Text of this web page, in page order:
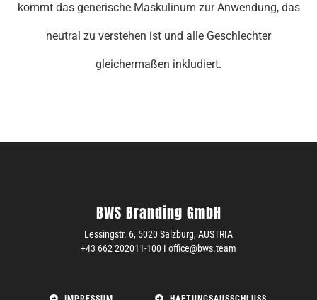
kommt das generische Maskulinum zur Anwendung, das
neutral zu verstehen ist und alle Geschlechter
gleichermaßen inkludiert.
BWS Branding GmbH
Lessingstr. 6, 5020 Salzburg,AUSTRIA
+43 662 202011-100 I office@bws.team